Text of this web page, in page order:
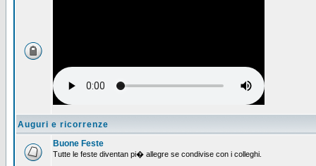
Auguri e ricorrenze
Buone Feste
Tutte le feste diventan pi� allegre se condivise con i colleghi.